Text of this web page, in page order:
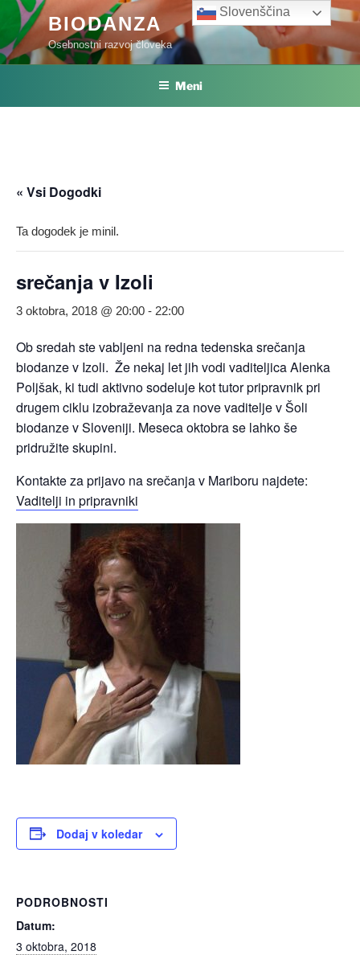
Skoči
vsebino
BIODANZA
Osebnostni razvoj človeka
Meni
« Vsi Dogodki
Ta dogodek je minil.
srečanja v Izoli
3 oktobra, 2018 @ 20:00 - 22:00
Ob sredah ste vabljeni na redna tedenska srečanja
biodanze v Izoli. Že nekaj let jih vodi vaditeljica Alenka
Poljšak, ki tudi aktivno sodeluje kot tutor pripravnik pri
drugem ciklu izobraževanja za nove vaditelje v Šoli
biodanze v Sloveniji. Meseca oktobra se lahko še
pridružite skupini.
Kontakte za prijavo na srečanja v Mariboru najdete:
Vaditelji in pripravniki
Dodaj v koledar
PODROBNOSTI
Datum:
3 oktobra, 2018
Slovenščina